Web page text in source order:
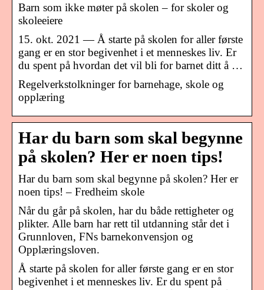
Barn som ikke møter på skolen – for skoler og
skoleeiere
15. okt. 2021 — Å starte på skolen for aller første
gang er en stor begivenhet i et menneskes liv. Er
du spent på hvordan det vil bli for barnet ditt å …
Regelverkstolkninger for barnehage, skole og
opplæring
Har du barn som skal begynne
på skolen? Her er noen tips!
Har du barn som skal begynne på skolen? Her er
noen tips! – Fredheim skole
Når du går på skolen, har du både rettigheter og
plikter. Alle barn har rett til utdanning står det i
Grunnloven, FNs barnekonvensjon og
Opplæringsloven.
Å starte på skolen for aller første gang er en stor
begivenhet i et menneskes liv. Er du spent på